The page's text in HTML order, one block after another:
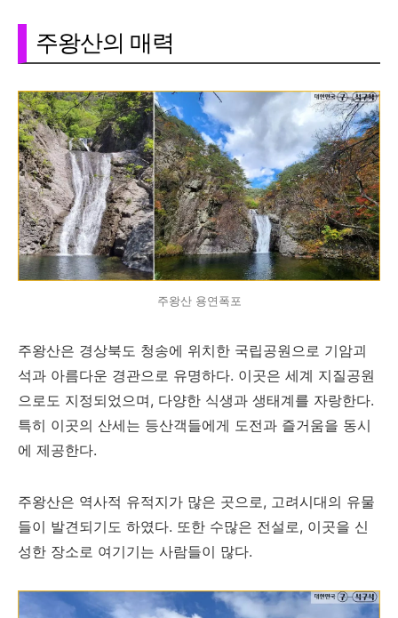
주왕산의 매력
주왕산 용연폭포
주왕산은 경상북도 청송에 위치한 국립공원으로 기암괴
석과 아름다운 경관으로 유명하다. 이곳은 세계 지질공원
으로도 지정되었으며, 다양한 식생과 생태계를 자랑한다.
특히 이곳의 산세는 등산객들에게 도전과 즐거움을 동시
에 제공한다.
주왕산은 역사적 유적지가 많은 곳으로, 고려시대의 유물
들이 발견되기도 하였다. 또한 수많은 전설로, 이곳을 신
성한 장소로 여기기는 사람들이 많다.